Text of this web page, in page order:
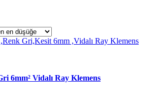
6mm² Vidalı Ray Klemens